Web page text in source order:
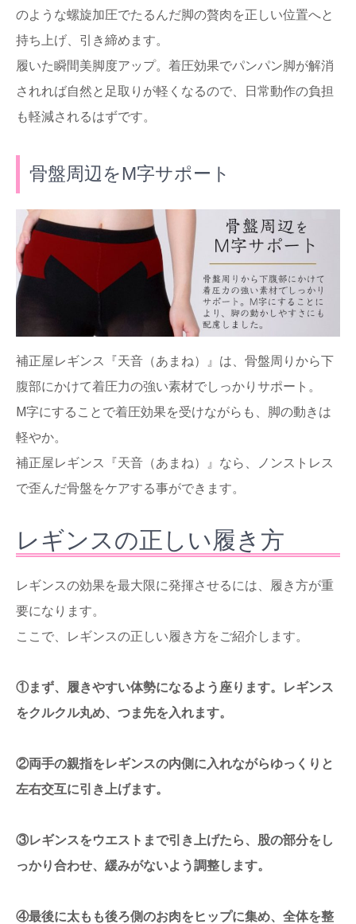
のような螺旋加圧でたるんだ脚の贅肉を正しい位置へと
持ち上げ、引き締めます。
履いた瞬間美脚度アップ。着圧効果でパンパン脚が解消
されれば自然と足取りが軽くなるので、日常動作の負担
も軽減されるはずです。
骨盤周辺をM字サポート
補正屋レギンス『天音（あまね）』は、骨盤周りから下
腹部にかけて着圧力の強い素材でしっかりサポート。
M字にすることで着圧効果を受けながらも、脚の動きは
軽やか。
補正屋レギンス『天音（あまね）』なら、ノンストレス
で歪んだ骨盤をケアする事ができます。
レギンスの正しい履き方
レギンスの効果を最大限に発揮させるには、履き方が重
要になります。
ここで、レギンスの正しい履き方をご紹介します。
①まず、履きやすい体勢になるよう座ります。レギンス
をクルクル丸め、つま先を入れます。
②両手の親指をレギンスの内側に入れながらゆっくりと
左右交互に引き上げます。
③レギンスをウエストまで引き上げたら、股の部分をし
っかり合わせ、緩みがないよう調整します。
④最後に太もも後ろ側のお肉をヒップに集め、全体を整